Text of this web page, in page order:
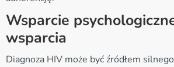
Wsparcie
wsparcia
Diagnoza HIV może być źródłem